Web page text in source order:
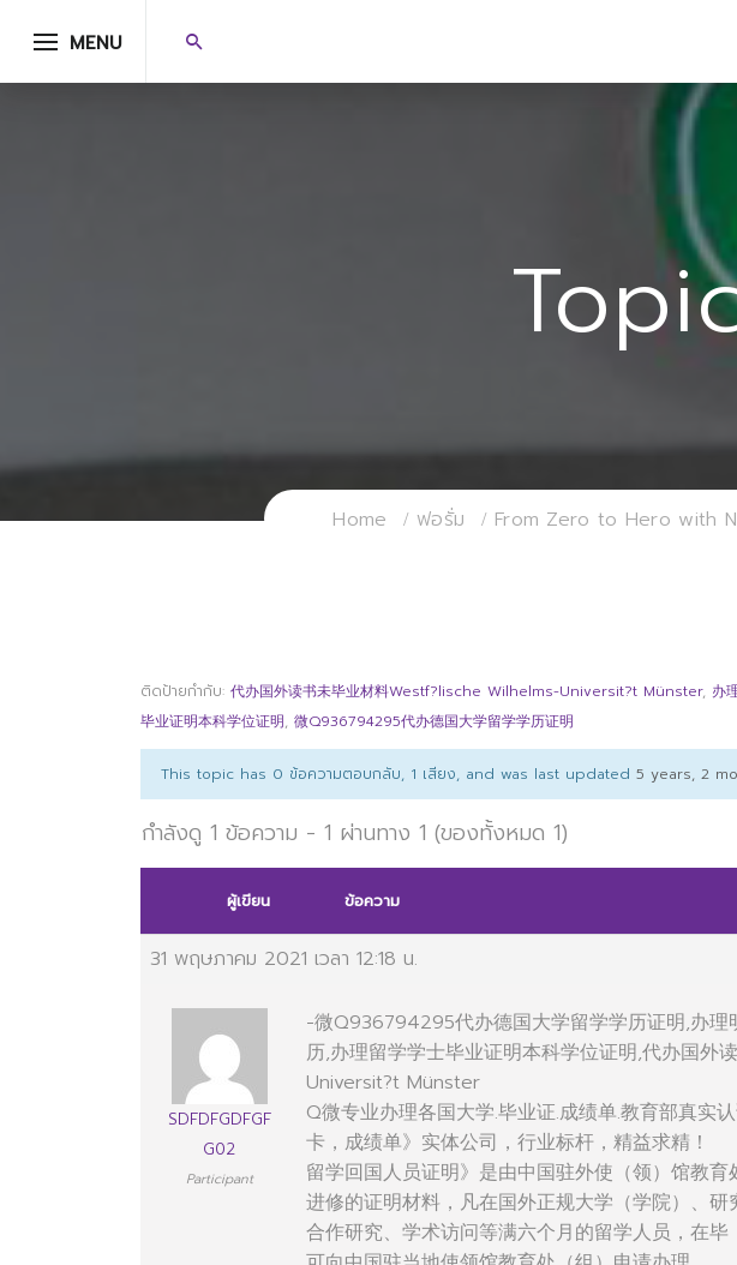
MENU
Home ฟอรั่ม From Zero to Hero with
ติดป้ายกำกับ: 代办国外读书未毕业材料Westf?lische Wilhelms-Universit?t Münster, 办
毕业证明本科学位证明, 微Q936794295代办德国大学留学学历证明
This topic has 0 ข้อความตอบกลับ, 1 เสียง, and was last updated 5 years, 2
กำลังดู 1 ข้อความ - 1 ผ่านทาง 1 (ของทั้งหมด 1)
ผู้เขียน ข้อความ
31 พฤษภาคม 2021 เวลา 12:18 น.
SDFDFGDFGF
G02
Participant
-微Q936794295代办德国大学留学学历证明,办理
历,办理留学学士毕业证明本科学位证明,代办国外
Universit?t Münster
Q微专业办理各国大学.毕业证.成绩单.教育部真实
卡，成绩单》实体公司，行业标杆，精益求精！
留学回国人员证明》是由中国驻外使（领）馆教
进修的证明材料，凡在国外正规大学（学院）、研
合作研究、学术访问等满六个月的留学人员，在